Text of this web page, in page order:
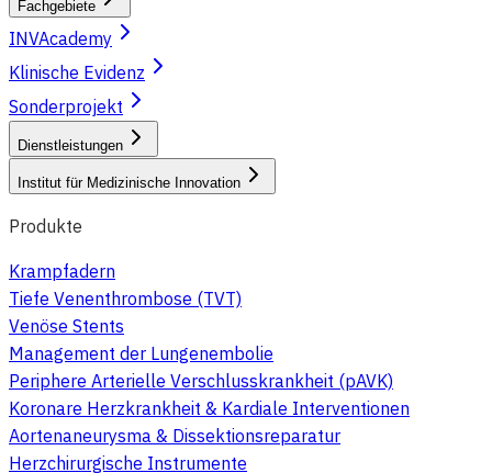
Fachgebiete
INVAcademy
Klinische Evidenz
Sonderprojekt
Dienstleistungen
Institut für Medizinische Innovation
Produkte
Krampfadern
Tiefe Venenthrombose (TVT)
Venöse Stents
Management der Lungenembolie
Periphere Arterielle Verschlusskrankheit (pAVK)
Koronare Herzkrankheit & Kardiale Interventionen
Aortenaneurysma & Dissektionsreparatur
Herzchirurgische Instrumente